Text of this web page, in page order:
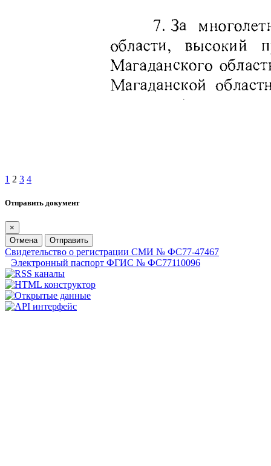
1 2 3 4
Отправить документ
×
Отмена
Отправить
Свидетельство о регистрации СМИ № ФС77-47467
Электронный паспорт ФГИС № ФС77110096